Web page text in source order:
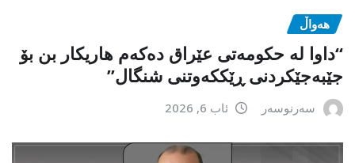
هەواڵ
“داوا لە حكومەتی عێراق دەكەم هاریكار بن بۆ
جێبەجێكردنی ڕێككەوتنی شنگال”
سەرنوسەر ئاب 6, 2026